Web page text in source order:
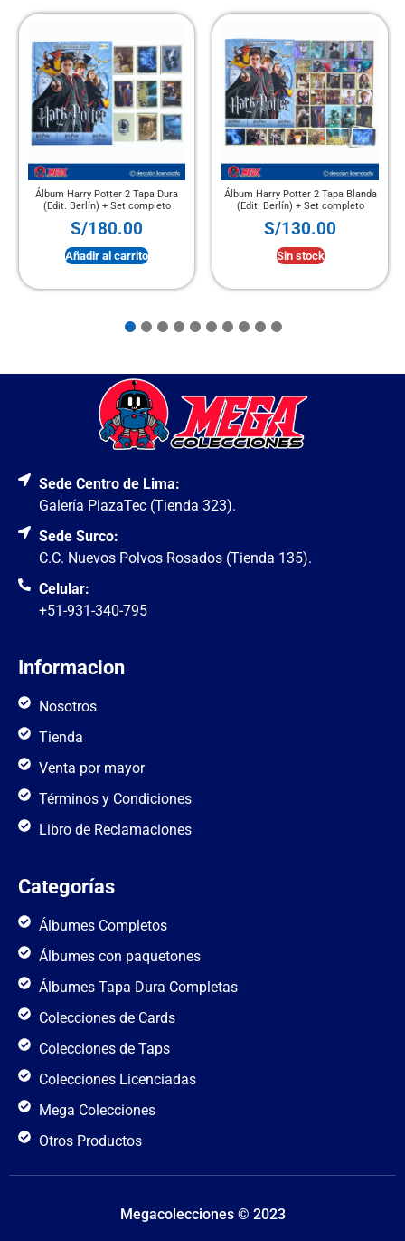
Álbum Harry Potter 2 Tapa Dura
(Edit. Berlín) + Set completo
S/180.00
Añadir al carrito
Álbum Harry Potter 2 Tapa Blanda
(Edit. Berlín) + Set completo
S/130.00
Sin stock
Sede Centro de Lima:
Galería PlazaTec (Tienda 323).
Sede Surco:
C.C. Nuevos Polvos Rosados (Tienda 135).
Celular:
+51-931-340-795
Informacion
Nosotros
Tienda
Venta por mayor
Términos y Condiciones
Libro de Reclamaciones
Categorías
Álbumes Completos
Álbumes con paquetones
Álbumes Tapa Dura Completas
Colecciones de Cards
Colecciones de Taps
Colecciones Licenciadas
Mega Colecciones
Otros Productos
Megacolecciones © 2023